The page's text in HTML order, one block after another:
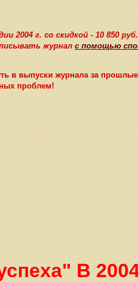
2004 г. со скидкой - 10 850 руб.
журнал с помощью
в выпуски журнала за
проблем!
В